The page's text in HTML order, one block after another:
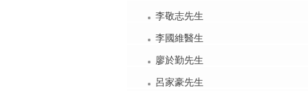
李敬志先生
李國維醫生
廖於勤先生
呂家豪先生